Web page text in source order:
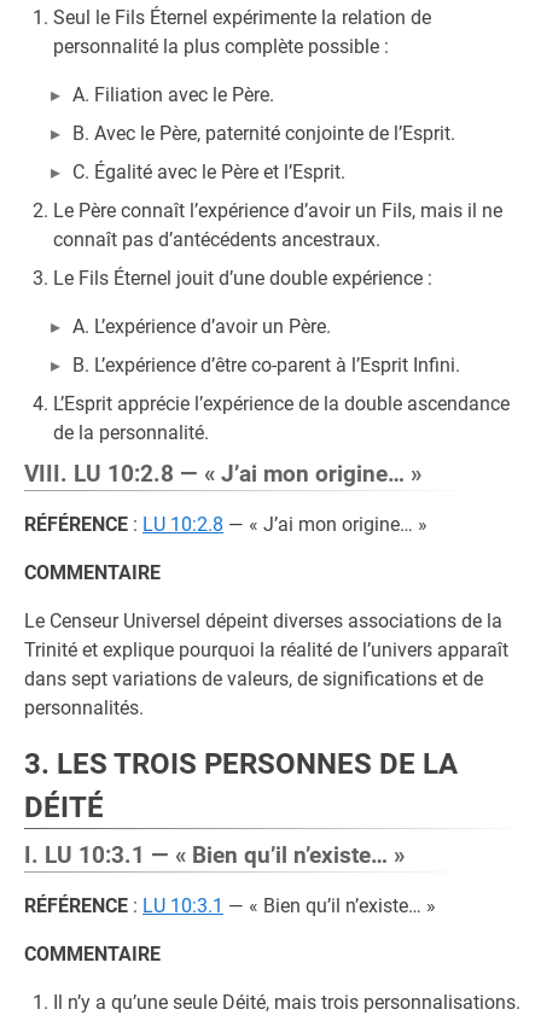
Seul le Fils Éternel expérimente la relation de
personnalité la plus complète possible :
A. Filiation avec le Père.
B. Avec le Père, paternité conjointe de l’Esprit.
C. Égalité avec le Père et l’Esprit.
Le Père connaît l’expérience d’avoir un Fils, mais il ne
connaît pas d’antécédents ancestraux.
Le Fils Éternel jouit d’une double expérience :
A. L’expérience d’avoir un Père.
B. L’expérience d’être co-parent à l’Esprit Infini.
L’Esprit apprécie l’expérience de la double ascendance
de la personnalité.
VIII. LU 10:2.8 — « J’ai mon origine… »
RÉFÉRENCE : LU 10:2.8 — « J’ai mon origine… »
COMMENTAIRE
Le Censeur Universel dépeint diverses associations de la
Trinité et explique pourquoi la réalité de l’univers apparaît
dans sept variations de valeurs, de significations et de
personnalités.
3. LES TROIS PERSONNES DE LA
DÉITÉ
I. LU 10:3.1 — « Bien qu’il n’existe… »
RÉFÉRENCE : LU 10:3.1 — « Bien qu’il n’existe… »
COMMENTAIRE
Il n’y a qu’une seule Déité, mais trois personnalisations.